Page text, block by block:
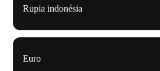
Rupia indonésia
Euro